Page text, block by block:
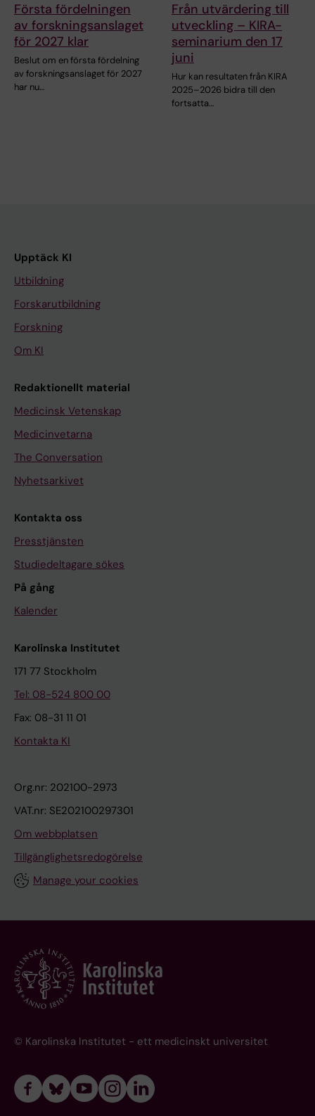
Första fördelningen
av forskningsanslaget
för 2027 klar
Beslut om en första fördelning
av forskningsanslaget för 2027
har nu…
Från utvärdering till
utveckling – KIRA-
seminarium den 17
juni
Hur kan resultaten från KIRA
2025–2026 bidra till den
fortsatta…
Upptäck KI
Utbildning
Forskarutbildning
Forskning
Om KI
Redaktionellt material
Medicinsk Vetenskap
Medicinvetarna
The Conversation
Nyhetsarkivet
Kontakta oss
Presstjänsten
Studiedeltagare sökes
På gång
Kalender
Karolinska Institutet
171 77 Stockholm
Tel: 08-524 800 00
Fax: 08-31 11 01
Kontakta KI
Org.nr: 202100-2973
VAT.nr: SE202100297301
Om webbplatsen
Tillgänglighetsredogörelse
Manage your cookies
© Karolinska Institutet - ett medicinskt universitet